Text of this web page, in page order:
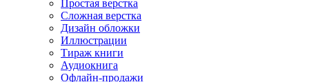
Простая верстка
Сложная верстка
Дизайн обложки
Иллюстрации
Тираж книги
Аудиокнига
Офлайн-продажи